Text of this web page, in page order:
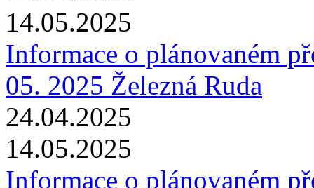
14.05.2025
Informace o plánovaném
05. 2025 Železná Ruda
24.04.2025
14.05.2025
Informace o plánovaném